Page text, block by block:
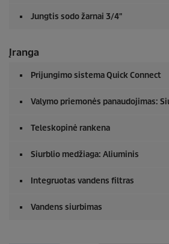
Jungtis sodo žarnai 3/4"
Įranga
Prijungimo sistemaQuick Connect
Valymo priemonės panaudojimas:
Teleskopinė rankena
Siurblio medžiaga: Aliuminis
Integruotas vandens filtras
Vandens siurbimas